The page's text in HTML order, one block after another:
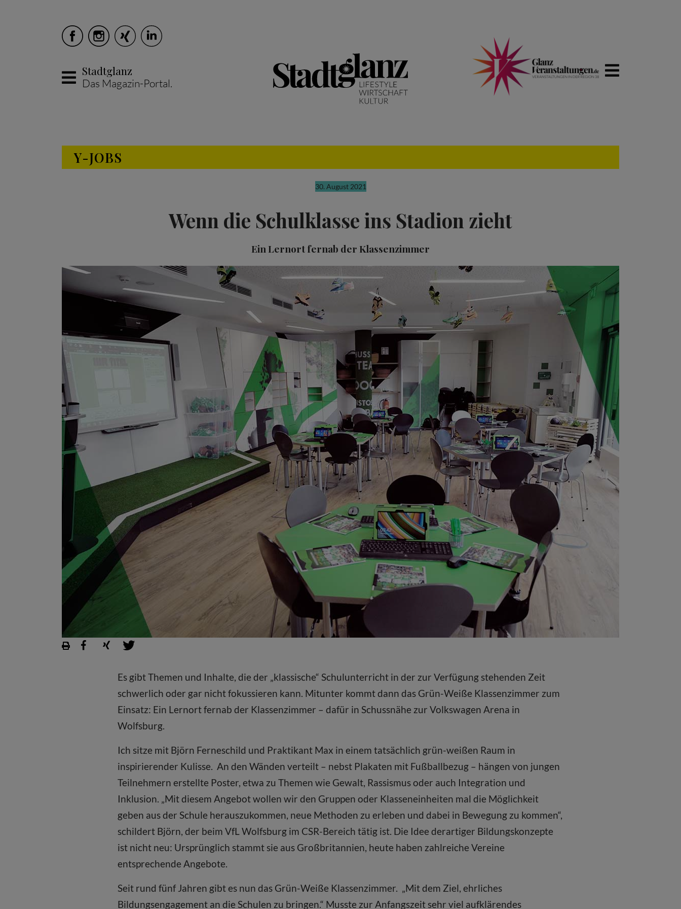
Stadtglanz
Das Magazin-Portal.
Y-JOBS
30. August 2021
Wenn die Schulklasse ins Stadion zieht
Ein Lernort fernab der Klassenzimmer
Es gibt Themen und Inhalte, die der „klassische“ Schulunterricht in der zur Verfügung stehenden Zeit
schwerlich oder gar nicht fokussieren kann. Mitunter kommt dann das Grün-Weiße Klassenzimmer zum
Einsatz: Ein Lernort fernab der Klassenzimmer – dafür in Schussnähe zur Volkswagen Arena in
Wolfsburg.
Ich sitze mit Björn Ferneschild und Praktikant Max in einem tatsächlich grün-weißen Raum in
inspirierender Kulisse. An den Wänden verteilt – nebst Plakaten mit Fußballbezug – hängen von jungen
Teilnehmern erstellte Poster, etwa zu Themen wie Gewalt, Rassismus oder auch Integration und
Inklusion. „Mit diesem Angebot wollen wir den Gruppen oder Klasseneinheiten mal die Möglichkeit
geben aus der Schule herauszukommen, neue Methoden zu erleben und dabei in Bewegung zu kommen“,
schildert Björn, der beim VfL Wolfsburg im CSR-Bereich tätig ist. Die Idee derartiger Bildungskonzepte
ist nicht neu: Ursprünglich stammt sie aus Groß­britannien, heute haben zahlreiche Vereine
entsprechende Angebote.
Seit rund fünf Jahren gibt es nun das Grün-Weiße Klassenzimmer. „Mit dem Ziel, ehrliches
Bildungsengagement an die Schulen zu bringen.“ Musste zur Anfangszeit sehr viel aufklärendes